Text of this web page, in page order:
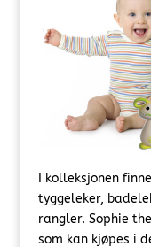
I kolleksjonen
tyggeleker,
rangler. Sophie
som kan kjøpes i